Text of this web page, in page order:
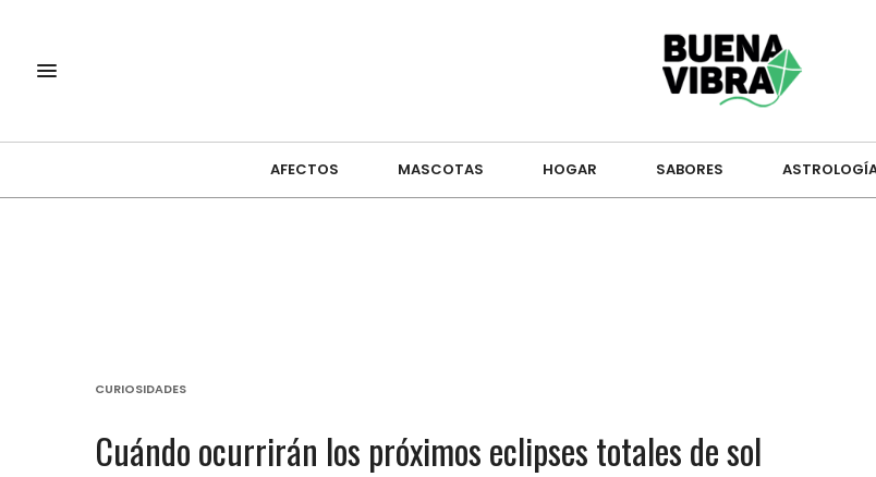
AFECTOS MASCOTAS HOGAR SABORES
CURIOSIDADES
Cuándo ocurrirán los próximos eclipses totales de sol